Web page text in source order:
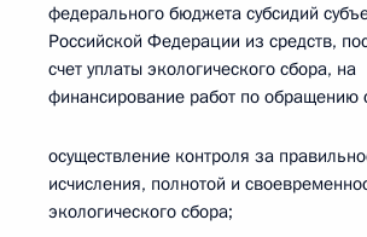
федерального бюджета субсидий
Российской Федерации из средств,
счет уплаты экологического сбора, на
финансирование работ по обращению
осуществление контроля за
исчисления, полнотой и
экологического сбора;